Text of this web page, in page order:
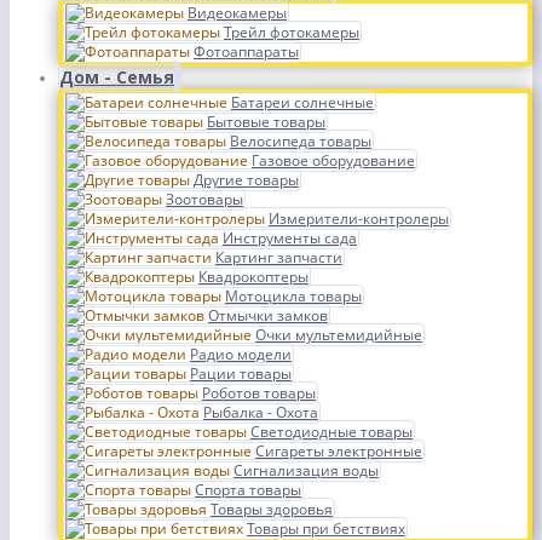
Видеокамеры
Трейл фотокамеры
Фотоаппараты
Дом - Семья
Батареи солнечные
Бытовые товары
Велосипеда товары
Газовое оборудование
Другие товары
Зоотовары
Измерители-контролеры
Инструменты сада
Картинг запчасти
Квадрокоптеры
Мотоцикла товары
Отмычки замков
Очки мультемидийные
Радио модели
Рации товары
Роботов товары
Рыбалка - Охота
Светодиодные товары
Сигареты электронные
Сигнализация воды
Спорта товары
Товары здоровья
Товары при бетствиях